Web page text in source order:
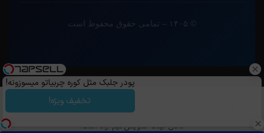
کپی رایت ©️ 1405 - 1399 | استفاده از مطالب ساویس‌گیم با ذکر منبع و قرار
دادن لینک ساویس‌گیم آزاد است.
پودر جلبک مثل کوره چربیاتو میسوزونه!
تخفیف ویژه!